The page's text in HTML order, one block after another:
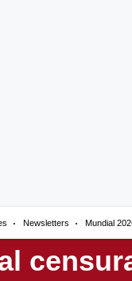
Newsletters Mundial